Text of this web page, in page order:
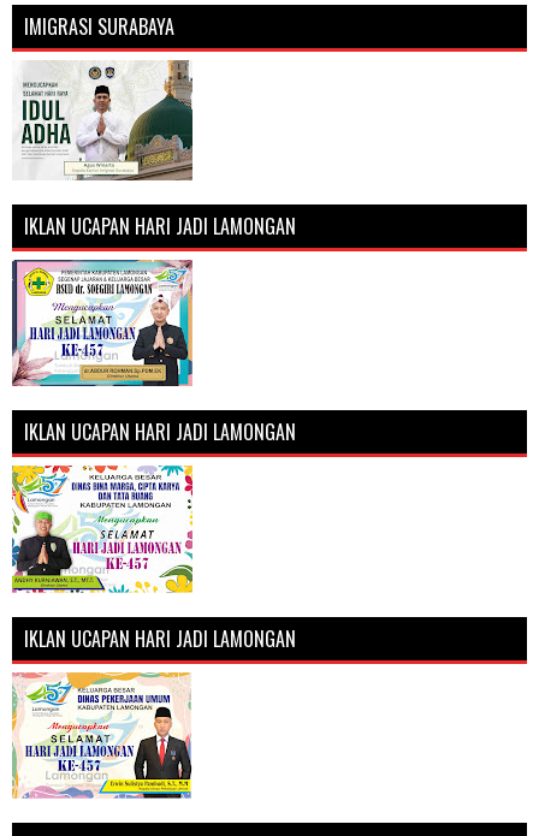
IMIGRASI SURABAYA
IKLAN UCAPAN HARI JADI LAMONGAN
IKLAN UCAPAN HARI JADI LAMONGAN
IKLAN UCAPAN HARI JADI LAMONGAN